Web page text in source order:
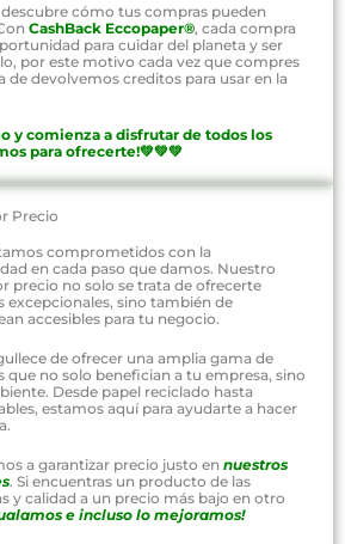
cómo tus compras pueden
CashBack Eccopaper®, cada compra
para cuidar del planeta y ser
por este motivo cada vez que compres
de devolvemos creditos para usar en la
y comienza a disfrutar de todos los
para ofrecerte!💚💚💚
Precio
comprometidos con la
en cada paso que damos. Nuestro
precio no solo se trata de ofrecerte
excepcionales, sino también de
accesibles para tu negocio.
de ofrecer una amplia gama de
que no solo benefician a tu empresa, sino
Desde papel reciclado hasta
estamos aquí para ayudarte a hacer
a garantizar precio justo en nuestros
. Si encuentras un producto de las
y calidad a un precio más bajo en otro
e incluso lo mejoramos!